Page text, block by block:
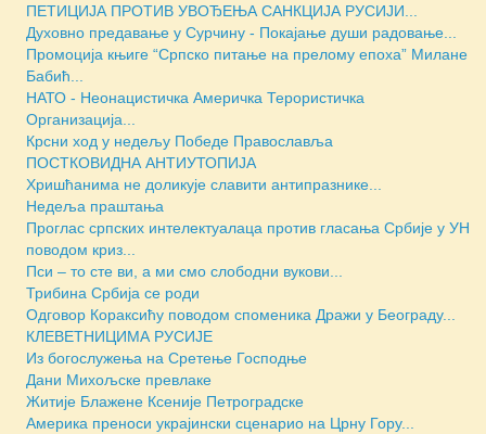
ПЕТИЦИЈА ПРОТИВ УВОЂЕЊА САНКЦИЈА РУСИЈИ...
Духовно предавање у Сурчину - Покајање души радовање...
Промоција књиге “Српско питање на прелому епоха” Милане
Бабић...
НАТО - Неонацистичка Америчка Терористичка
Организација...
Крсни ход у недељу Победе Православља
ПОСТКОВИДНА АНТИУТОПИЈА
Хришћанима не доликује славити антипразнике...
Недеља праштања
Проглас српских интелектуалаца против гласања Србије у УН
поводом криз...
Пси – то сте ви, а ми смо слободни вукови...
Трибина Србија се роди
Одговор Кораксићу поводом споменика Дражи у Београду...
КЛЕВЕТНИЦИМА РУСИЈЕ
Из богослужења на Сретење Господње
Дани Михољске превлаке
Житије Блажене Ксеније Петроградске
Америка преноси украјински сценарио на Црну Гору...